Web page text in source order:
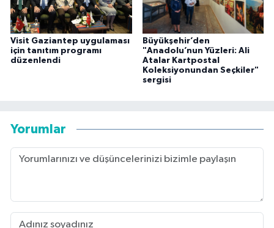
Visit Gaziantep uygulaması
için tanıtım programı
düzenlendi
Büyükşehir’den
"Anadolu’nun Yüzleri: Ali
Atalar Kartpostal
Koleksiyonundan Seçkiler"
sergisi
Yorumlar